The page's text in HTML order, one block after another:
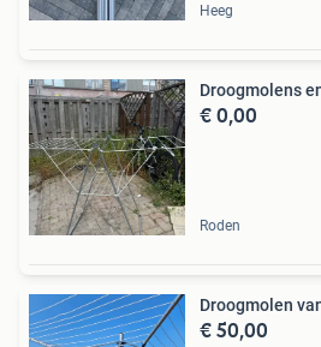
Heeg
Droogmolens
€ 0,00
Roden
Droogmolen
€ 50,00